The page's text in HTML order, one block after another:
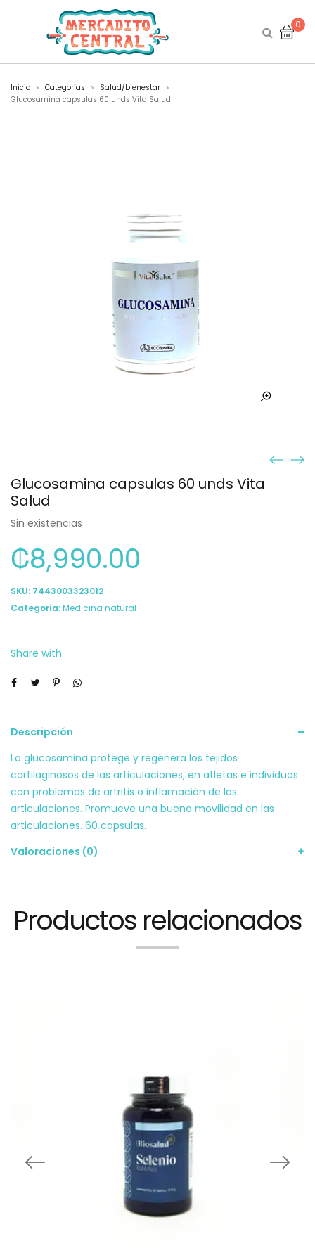
0
Inicio > Categorías > Salud/bienestar >
Glucosamina capsulas 60 unds Vita Salud
Glucosamina capsulas 60 unds Vita
Salud
Sin existencias
₡8,990.00
SKU: 7443003323012
Categoría:Medicina natural
Share with
Descripción
La glucosamina protege y regenera los tejidos
cartilaginosos de las articulaciones, en atletas e individuos
con problemas de artritis o inflamación de las
articulaciones. Promueve una buena movilidad en las
articulaciones. 60 capsulas.
Valoraciones (0)
Productos relacionados